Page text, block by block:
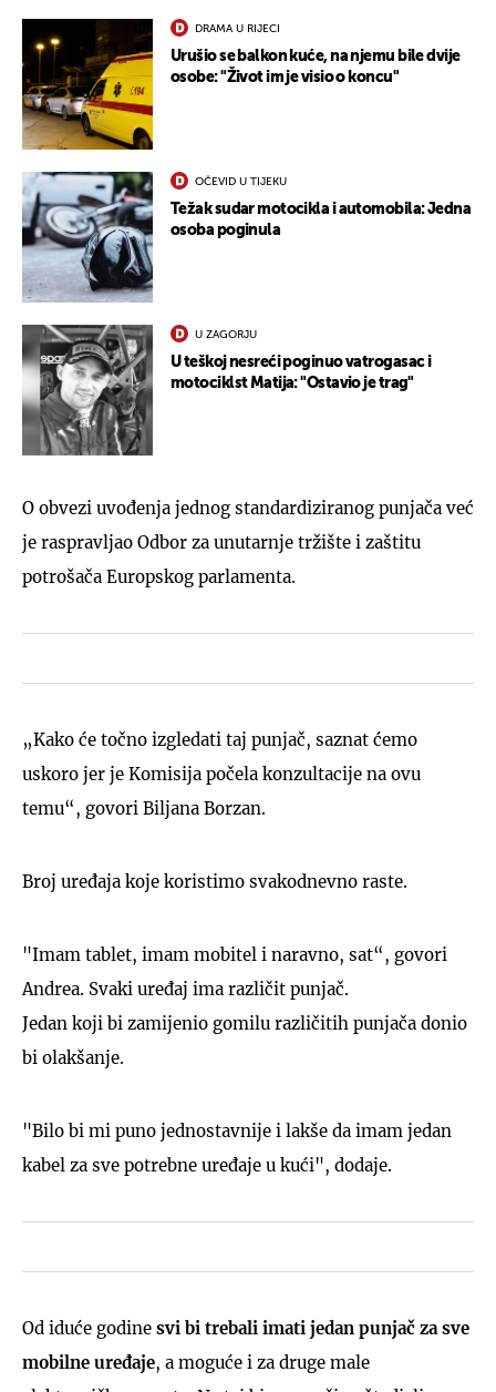
DRAMA U RIJECI
Urušio se balkon kuće, na njemu bile dvije
osobe: "Život im je visio o koncu"
OČEVID U TIJEKU
Težak sudar motocikla i automobila: Jedna
osoba poginula
U ZAGORJU
U teškoj nesreći poginuo vatrogasac i
motociklst Matija: "Ostavio je trag"
O obvezi uvođenja jednog standardiziranog punjača već
je raspravljao Odbor za unutarnje tržište i zaštitu
potrošača Europskog parlamenta.
„Kako će točno izgledati taj punjač, saznat ćemo
uskoro jer je Komisija počela konzultacije na ovu
temu“, govori Biljana Borzan.
Broj uređaja koje koristimo svakodnevno raste.
"Imam tablet, imam mobitel i naravno, sat“, govori
Andrea. Svaki uređaj ima različit punjač.
Jedan koji bi zamijenio gomilu različitih punjača donio
bi olakšanje.
"Bilo bi mi puno jednostavnije i lakše da imam jedan
kabel za sve potrebne uređaje u kući", dodaje.
Od iduće godine svi bi trebali imati jedan punjač za sve
mobilne uređaje, a moguće i za druge male